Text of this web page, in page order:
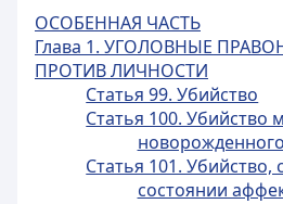
ОСОБЕННАЯ ЧАСТЬ
Глава 1. УГОЛОВНЫЕ
ПРОТИВ ЛИЧНОСТИ
Статья 99. Убийство
Статья 100. Убийство
Статья 101.
состоянии